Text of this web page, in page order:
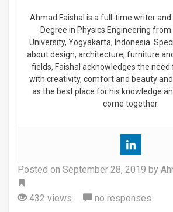
Ahmad Faishal is a full-time writer and
Degree in Physics Engineering from
University, Yogyakarta, Indonesia.
about design, architecture, furniture
fields, Faishal acknowledges the need
with creativity, comfort and beauty
as the best place for his knowledge
come together.
Posted on September 28, 2019 by
432 views
no responses